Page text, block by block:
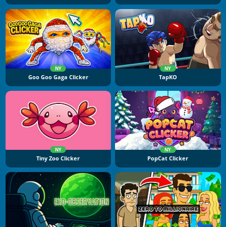
NY
Goo Goo Gaga Clicker
NY
TapKO
NY
Tiny Zoo Clicker
NY
PopCat Clicker